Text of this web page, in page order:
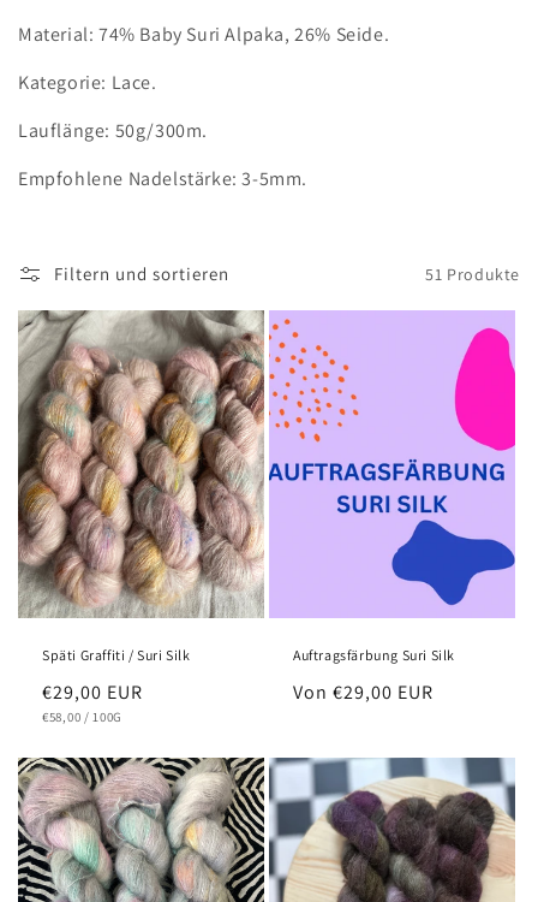
Material: 74% Baby Suri Alpaka, 26% Seide.
Kategorie: Lace.
Lauflänge: 50g/300m.
Empfohlene Nadelstärke: 3-5mm.
Filtern und sortieren 51 Produkte
Späti Graffiti / Suri Silk
Normaler
Preis
€29,00 EUR
GRUNDPREIS
€58,00 / PRO
100G
Auftragsfärbung Suri Silk
Normaler
Von €29,00 EUR